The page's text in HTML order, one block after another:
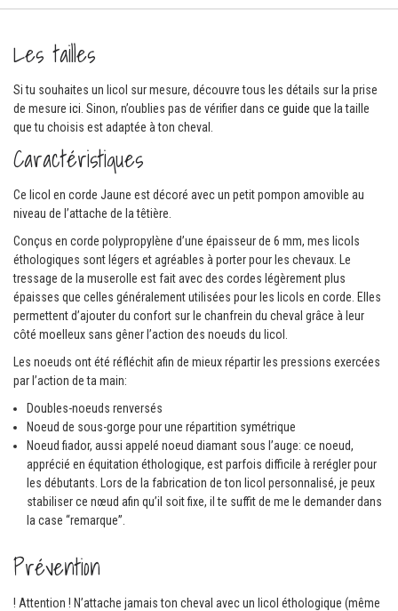
Les tailles
Si tu souhaites un licol sur mesure, découvre tous les détails sur la prise
de mesure ici . Sinon, n’oublies pas de vérifier dans ce guide que la taille
que tu choisis est adaptée à ton cheval.
Caractéristiques
Ce licol en corde Jaune est décoré avec un petit pompon amovible au
niveau de l’attache de la têtière.
Conçus en corde polypropylène d’une épaisseur de 6 mm, mes licols
éthologiques sont légers et agréables à porter pour les chevaux. Le
tressage de la muserolle est fait avec des cordes légèrement plus
épaisses que celles généralement utilisées pour les licols en corde. Elles
permettent d’ajouter du confort sur le chanfrein du cheval grâce à leur
côté moelleux sans gêner l’action des noeuds du licol.
Les noeuds ont été réfléchit afin de mieux répartir les pressions exercées
par l’action de ta main:
Doubles-noeuds renversés
Noeud de sous-gorge pour une répartition symétrique
Noeud fiador, aussi appelé noeud diamant sous l’auge: ce noeud,
apprécié en équitation éthologique, est parfois difficile à rerégler pour
les débutants. Lors de la fabrication de ton licol personnalisé, je peux
stabiliser ce nœud afin qu’il soit fixe, il te suffit de me le demander dans
la case “remarque”.
Prévention
! Attention ! N’attache jamais ton cheval avec un licol éthologique (même